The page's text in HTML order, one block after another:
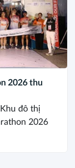
2026 thu
đô thị
2026